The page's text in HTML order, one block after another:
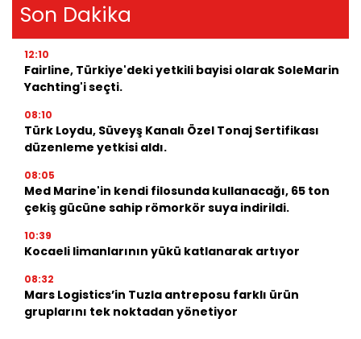
Son Dakika
12:10
Fairline, Türkiye'deki yetkili bayisi olarak SoleMarin
Yachting'i seçti.
08:10
Türk Loydu, Süveyş Kanalı Özel Tonaj Sertifikası
düzenleme yetkisi aldı.
08:05
Med Marine'in kendi filosunda kullanacağı, 65 ton
çekiş gücüne sahip römorkör suya indirildi.
10:39
Kocaeli limanlarının yükü katlanarak artıyor
08:32
Mars Logistics’in Tuzla antreposu farklı ürün
gruplarını tek noktadan yönetiyor